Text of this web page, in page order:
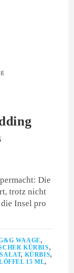
Die
trotz nicht
Insel pro
WAAGE,
KÜRBIS,
, KÜRBIS,
15 ML,